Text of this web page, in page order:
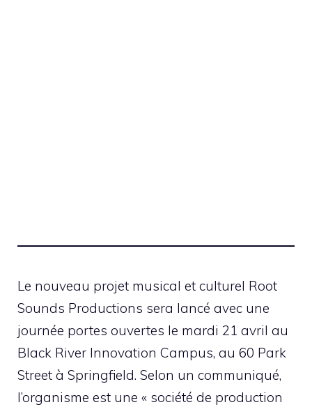
Le nouveau projet musical et culturel Root
Sounds Productions sera lancé avec une
journée portes ouvertes le mardi 21 avril au
Black River Innovation Campus, au 60 Park
Street à Springfield. Selon un communiqué,
l’organisme est une « société de production